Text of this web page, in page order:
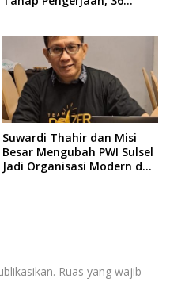
Suwardi Thahir dan Misi
Besar Mengubah PWI Sulsel
Jadi Organisasi Modern dan
Ruas yang wajib